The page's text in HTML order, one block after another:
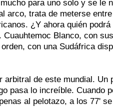
para uno solo y se le
arco, trata de meterse
¿Y ahora quién podrá
Blanco, con
con una Sudáfrica
arbitral de este mundial. Un
pasa lo increíble. Cuando
al pelotazo, a los 77'